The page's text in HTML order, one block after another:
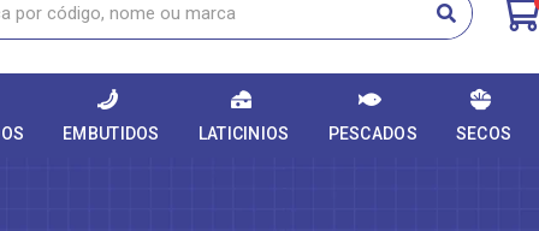
EMBUTIDOS LATICINIOS PESCADOS SECOS